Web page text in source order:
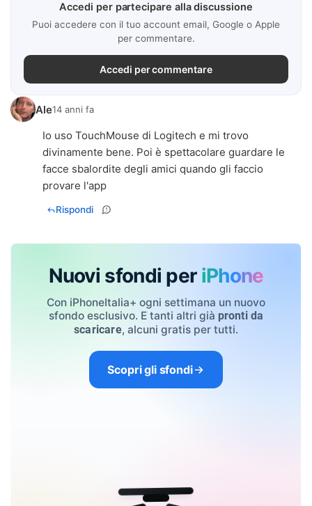
Accedi per partecipare alla discussione
Puoi accedere con il tuo account email, Google o Apple
per commentare.
Accedi per commentare
Ale14 anni fa
Io uso TouchMouse di Logitech e mi trovo
divinamente bene. Poi è spettacolare guardare le
facce sbalordite degli amici quando gli faccio
provare l'app
Rispondi
Nuovi sfondi per iPhone
Con iPhoneItalia+ ogni settimana un nuovo
sfondo esclusivo. E tanti altri già pronti da
scaricare, alcuni gratis per tutti.
Scopri gli sfondi